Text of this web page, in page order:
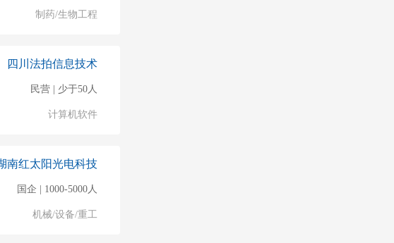
制药/生物工程
四川法拍信息技术
民营 | 少于50人
计算机软件
南红太阳光电科技
国企 | 1000-5000人
机械/设备/重工